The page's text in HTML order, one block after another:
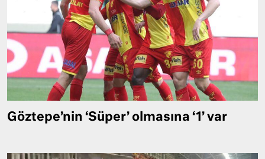
Göztepe’nin ‘Süper’ olmasına ‘1’ var